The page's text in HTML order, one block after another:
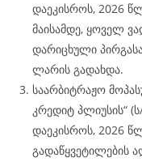
დაეკისროს, 2026
მაისამდე, ყოველ
დარიცხული
ლარის გადახდა.
საარბიტრაჟო
კრედიტ პლიუსის“
დაეკისროს, 2026
გადაწყვეტილების